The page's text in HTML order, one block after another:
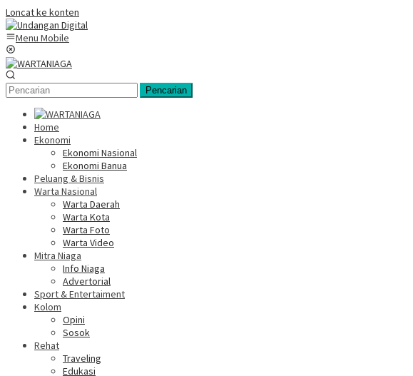
Loncat ke konten
Menu Mobile
Pencarian
Home
Ekonomi
Ekonomi Nasional
Ekonomi Banua
Peluang & Bisnis
Warta Nasional
Warta Daerah
Warta Kota
Warta Foto
Warta Video
Mitra Niaga
Info Niaga
Advertorial
Sport & Entertaiment
Kolom
Opini
Sosok
Rehat
Traveling
Edukasi